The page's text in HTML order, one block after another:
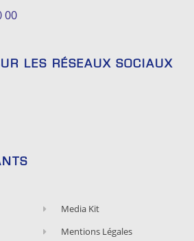
00
LES RÉSEAUX SOCIAUX
Media Kit
Mentions Légales